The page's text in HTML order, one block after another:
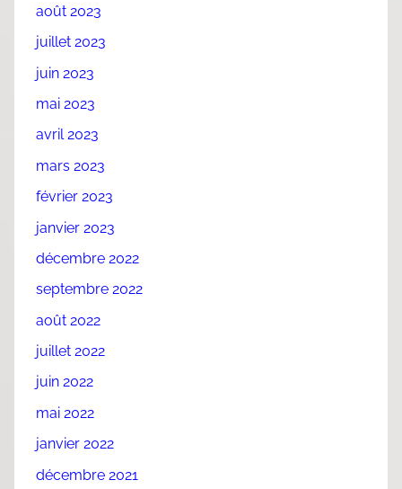
août 2023
juillet 2023
juin 2023
mai 2023
avril 2023
mars 2023
février 2023
janvier 2023
décembre 2022
septembre 2022
août 2022
juillet 2022
juin 2022
mai 2022
janvier 2022
décembre 2021